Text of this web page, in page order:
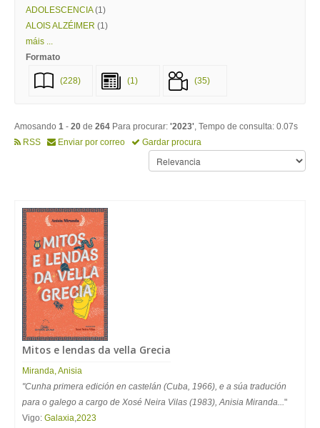
ADOLESCENCIA(1)
ALOIS ALZÉIMER (1)
máis ...
Formato
(228) (1) (35)
Amosando 1 - 20 de 264 Para procurar: '2023', Tempo de consulta: 0.07s
RSS
Enviar por correo Gardar procura
Mitos e lendas da vella Grecia
Miranda, Anisia
"Cunha primera edición en castelán (Cuba, 1966), e a súa tradución
para o galego a cargo de Xosé Neira Vilas (1983), Anisia Miranda..."
Vigo: Galaxia,2023